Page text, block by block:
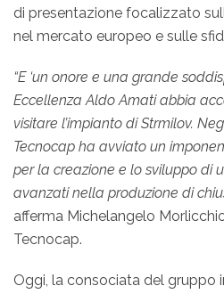
di presentazione focalizzato
nel mercato europeo e sulle
“E ‘un onore e una grande
Eccellenza Aldo Amatiabbia
visitare l’impianto di Strmilov.
Tecnocap ha avviato un
per la creazione e lo sviluppo di
avanzati nella produzione di
afferma Michelangelo
Tecnocap.
Oggi, la consociata del gruppo